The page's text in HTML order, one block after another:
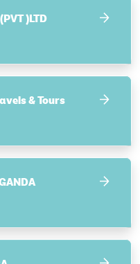
)LTD
& Tours